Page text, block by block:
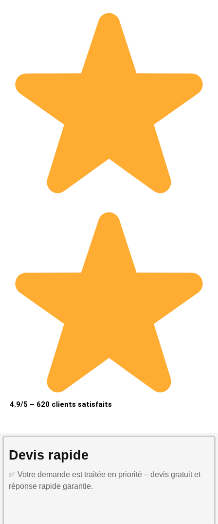
4.9/5 – 620 clients satisfaits
Devis rapide
✅ Votre demande est traitée en priorité – devis gratuit et
réponse rapide garantie.